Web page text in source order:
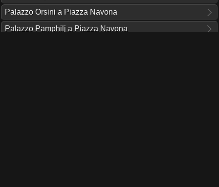
Palazzo Orsini a Piazza Navona
Palazzo Pamphilj a Piazza Navona